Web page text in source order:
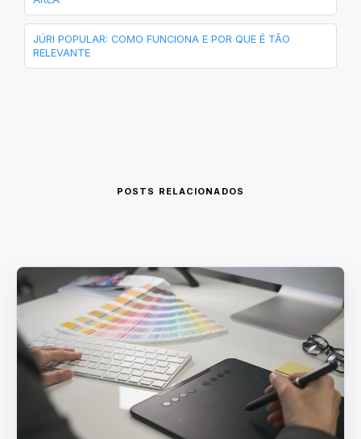
JÚRI POPULAR: COMO FUNCIONA E POR QUE É TÃO
RELEVANTE
POSTS RELACIONADOS